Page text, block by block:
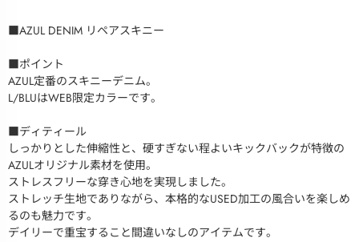
■AZUL DENIM リペアスキニー
■ポイント
AZUL定番のスキニーデニム。
L/BLUはWEB限定カラーです。
■ディティール
しっかりとした伸縮性と、硬すぎない程よいキックバックが特徴の
AZULオリジナル素材を使用。
ストレスフリーな穿き心地を実現しました。
ストレッチ生地でありながら、本格的なUSED加工の風合いを楽しめ
るのも魅力です。
デイリーで重宝すること間違いなしのアイテムです。